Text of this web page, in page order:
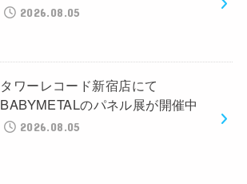
2026.08.05
タワーレコード新宿店にて
BABYMETALのパネル展が開催中
2026.08.05